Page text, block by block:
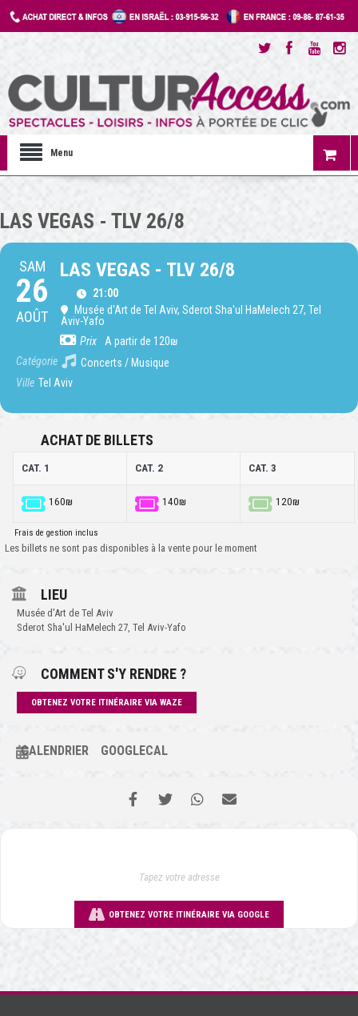
Menu
LAS VEGAS - TLV 26/8
SAM
26
AOÛT
LAS VEGAS - TLV 26/8
21:00
Musée d'Art de Tel Aviv, Sderot Sha'ul HaMelech 27, Tel
Aviv-Yafo
Prix
A partir de 120₪
Catégorie
Concerts / Musique
Ville Tel Aviv
ACHAT DE BILLETS
CAT. 1 CAT. 2 CAT. 3
160₪ 140₪ 120₪
Frais de gestion inclus
Les billets ne sont pas disponibles à la vente pour le moment
LIEU
Musée d'Art de Tel Aviv
Sderot Sha'ul HaMelech 27, Tel Aviv-Yafo
COMMENT S'Y RENDRE ?
OBTENEZ VOTRE ITINÉRAIRE VIA WAZE
CALENDRIER GOOGLECAL
OBTENEZ VOTRE ITINÉRAIRE VIA GOOGLE